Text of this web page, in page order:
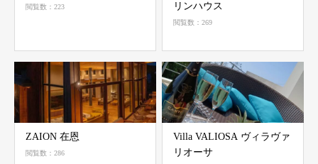
閲覧数：223
リンハウス
閲覧数：269
ZAION 在恩
閲覧数：286
Villa VALIOSA ヴィラヴァ
リオーサ